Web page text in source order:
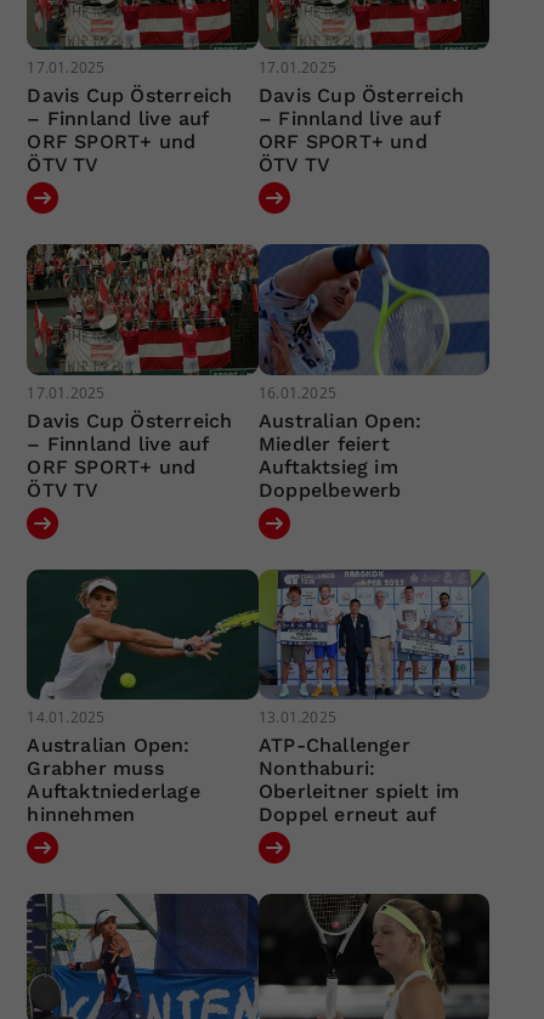
17.01.2025
Davis Cup Österreich
– Finnland live auf
ORF SPORT+ und
ÖTV TV
17.01.2025
Davis Cup Österreich
– Finnland live auf
ORF SPORT+ und
ÖTV TV
17.01.2025
Davis Cup Österreich
– Finnland live auf
ORF SPORT+ und
ÖTV TV
16.01.2025
Australian Open:
Miedler feiert
Auftaktsieg im
Doppelbewerb
14.01.2025
Australian Open:
Grabher muss
Auftaktniederlage
hinnehmen
13.01.2025
ATP-Challenger
Nonthaburi:
Oberleitner spielt im
Doppel erneut auf